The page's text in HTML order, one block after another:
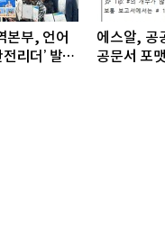
본부, 언어
리더’ 발대
에스알, 공
공문서 포